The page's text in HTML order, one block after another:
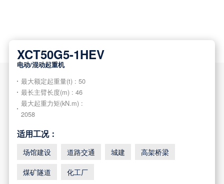
XCT50G5-1HEV
电动/混动起重机
最大额定起重量(t) : 50
最长主臂长度(m) : 46
最大起重力矩(kN.m) :
2058
适用工况：
场馆建设 道路交通 城建
高架桥梁
煤矿隧道
化工厂